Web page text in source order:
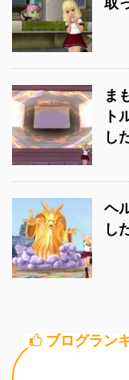
ま
ト
し
ヘ
し
ブログラン